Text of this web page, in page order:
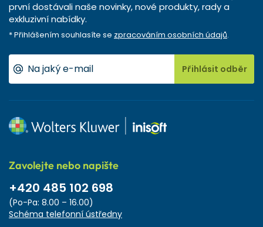
první dostávali naše novinky, nové produkty, rady a
exkluzivní nabídky.
* Přihlášením souhlasíte se zpracováním osobních údajů.
Přihlásit odběr
Zavolejte nebo napište
+420 485 102 698
(Po-Pa: 8.00 – 16.00)
Schéma telefonní ústředny